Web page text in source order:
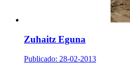
Zuhaitz Eguna
Publicado: 28-02-2013